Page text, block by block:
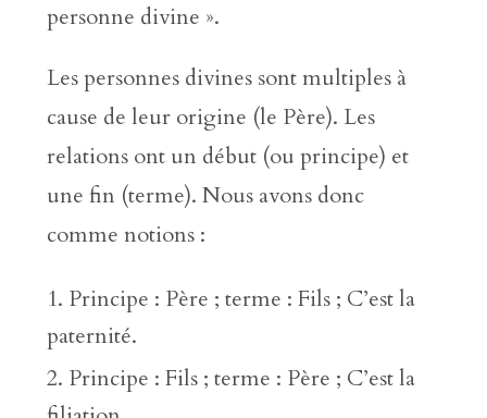
personne divine ».
Les personnes divines sont multiples à
cause de leur origine (le Père). Les
relations ont un début (ou principe) et
une fin (terme). Nous avons donc
comme notions :
Principe : Père ; terme : Fils ; C’est la
paternité.
Principe : Fils ; terme : Père ; C’est la